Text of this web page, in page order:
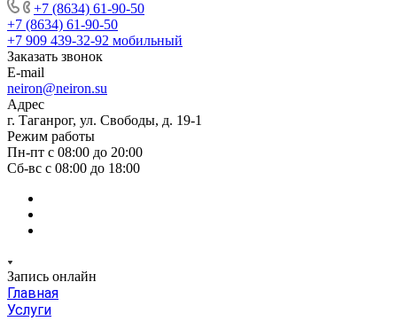
+7 (8634) 61-90-50
+7 (8634) 61-90-50
+7 909 439-32-92 мобильный
Заказать звонок
E-mail
neiron@neiron.su
Адрес
г. Таганрог, ул. Свободы, д. 19-1
Режим работы
Пн-пт с 08:00 до 20:00
Сб-вс с 08:00 до 18:00
Запись онлайн
Главная
Услуги